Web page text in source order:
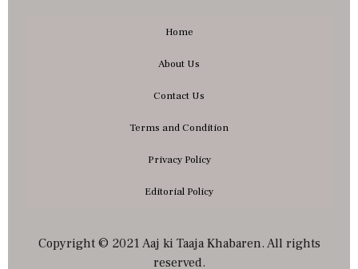
Home
About Us
Contact Us
Terms and Condition
Privacy Policy
Editorial Policy
Copyright © 2021 Aaj ki Taaja Khabaren. All rights
reserved.